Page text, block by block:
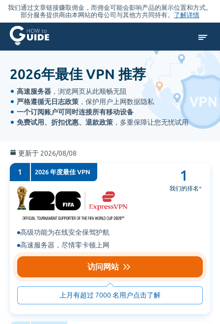
我们通过文章链接赚取佣金，而佣金可能会影响产品的展示位置和方式。
部分服务提供商由本网站的母公司与其他方共同持有。 了解详情
2026年最佳 VPN 推荐
高速服务器 ，浏览网页从此顺畅无阻
严格遵循无日志政策 ，保护用户上网数据隐私
一个订阅账户可同时连接所有移动设备
免费试用、折扣优惠、退款政策 ，多重保障让您无忧试用
更新于 2026/08/08
2026 年度最佳 VPN
1
高级功能为在线安全保驾护航
高速服务器，尽情零卡顿上网
1
我们的排名*
访问网站
上月有超过 7000 名用户点击了解